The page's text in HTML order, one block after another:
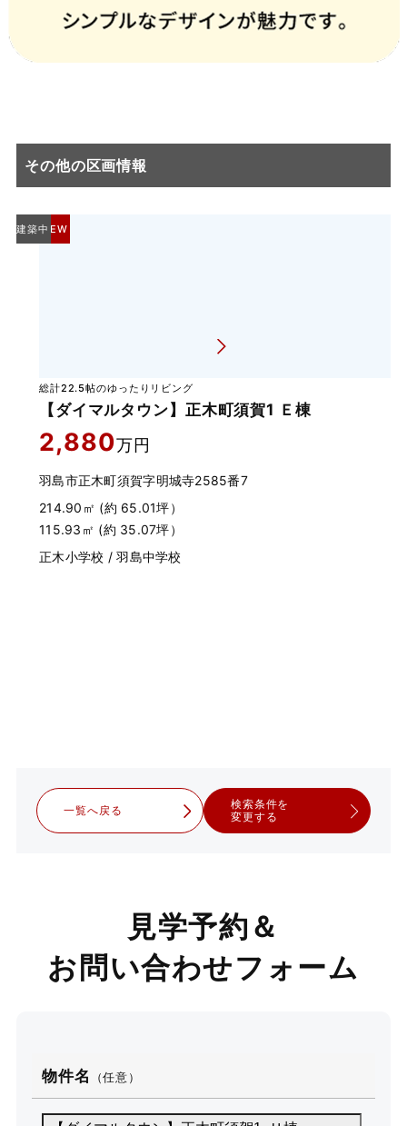
その他の区画情報
NEW
建築中
総計22.5帖のゆったりリビング
【ダイマルタウン】正木町須賀1 Ｅ棟
2,880万円
羽島市正木町須賀字明城寺2585番7
214.90㎡ (約 65.01坪）
115.93㎡ (約 35.07坪）
正木小学校 / 羽島中学校
一覧へ戻る
検索条件を
変更する
見学予約＆
お問い合わせフォーム
物件名 （任意）